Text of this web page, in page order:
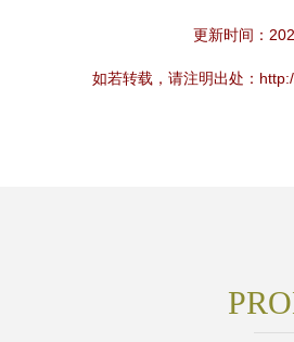
更新时间：
如若转载，请注明出处：